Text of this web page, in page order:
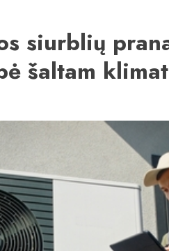
siurblių
šaltam